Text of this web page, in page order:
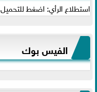
استطلاع الرأي: اضغط للتحميل
الفيس بوك